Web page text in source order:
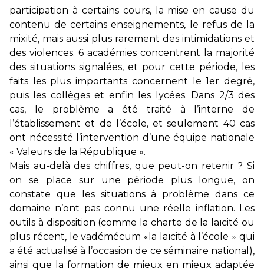
participation à certains cours, la mise en cause du
contenu de certains enseignements, le refus de la
mixité, mais aussi plus rarement des intimidations et
des violences. 6 académies concentrent la majorité
des situations signalées, et pour cette période, les
faits les plus importants concernent le 1er degré,
puis les collèges et enfin les lycées. Dans 2/3 des
cas, le problème a été traité à l’interne de
l’établissement et de l’école, et seulement 40 cas
ont nécessité l’intervention d’une équipe nationale
« Valeurs de la République ».
Mais au-delà des chiffres, que peut-on retenir ? Si
on se place sur une période plus longue, on
constate que les situations à problème dans ce
domaine n’ont pas connu une réelle inflation. Les
outils à disposition (comme la charte de la laïcité ou
plus récent, le vadémécum «la laïcité à l’école » qui
a été actualisé à l’occasion de ce séminaire national),
ainsi que la formation de mieux en mieux adaptée